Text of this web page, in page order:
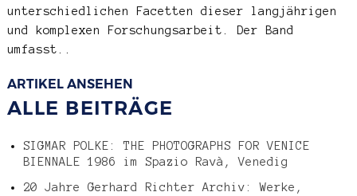
unterschiedlichen Facetten dieser langjährigen
und komplexen Forschungsarbeit. Der Band
umfasst..
ARTIKEL ANSEHEN
ALLE BEITRÄGE
SIGMAR POLKE: THE PHOTOGRAPHS FOR VENICE
BIENNALE 1986 im Spazio Ravà, Venedig
20 Jahre Gerhard Richter Archiv: Werke,